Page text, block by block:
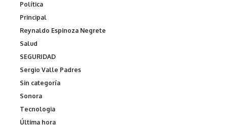
Política
Principal
Reynaldo Espinoza Negrete
Salud
SEGURIDAD
Sergio Valle Padres
Sin categoría
Sonora
Tecnologia
Última hora